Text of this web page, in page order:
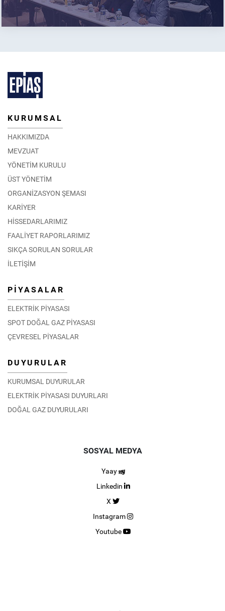
KURUMSAL
HAKKIMIZDA
MEVZUAT
YÖNETİM KURULU
ÜST YÖNETİM
ORGANİZASYON ŞEMASI
KARİYER
HİSSEDARLARIMIZ
FAALİYET RAPORLARIMIZ
SIKÇA SORULAN SORULAR
İLETİŞİM
PİYASALAR
ELEKTRİK PİYASASI
SPOT DOĞAL GAZ PİYASASI
ÇEVRESEL PİYASALAR
DUYURULAR
KURUMSAL DUYURULAR
ELEKTRİK PİYASASI DUYURLARI
DOĞAL GAZ DUYURULARI
SOSYAL MEDYA
Yaay
Linkedin
X
Instagram
Youtube